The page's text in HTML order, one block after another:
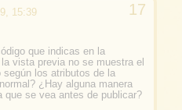
15:39
que indicas en la
vista previa no se muestra el
según los atributos de la
¿Hay alguna manera
que se vea antes de publicar?